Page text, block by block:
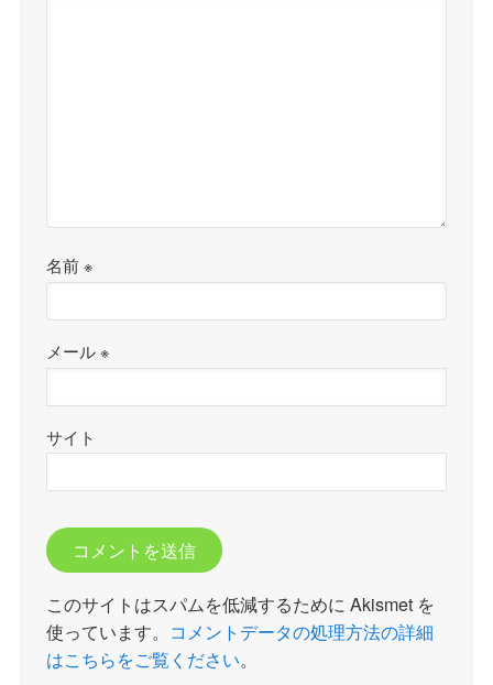
名前※
メール※
サイト
このサイトはスパムを低減するために Akismet を
使っています。 コメントデータの処理方法の詳細
はこちらをご覧ください。